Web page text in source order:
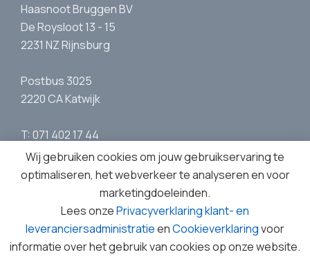
Haasnoot Bruggen BV
De Roysloot 13 - 15
2231 NZ Rijnsburg
Postbus 3025
2220 CA Katwijk
T: 071 402 17 44
E:info@haasnootbruggen.nl
Wat u doet Wat wij doen Bruggen
Nieuws
Contact
Werken bij Ons verhaal
Wij gebruiken cookies om jouw gebruikservaring te
optimaliseren, het webverkeer te analyseren en voor
marketingdoeleinden.
Lees onzePrivacyverklaring klant- en
leveranciersadministratieenCookieverklaringvoor
informatie over het gebruik van cookies op onze website.